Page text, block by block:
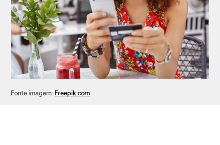
Fonte imagem: Freepik.com